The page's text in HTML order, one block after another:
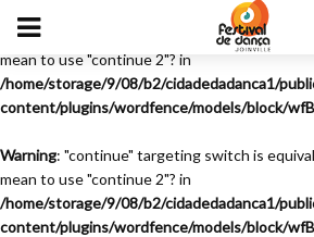
Warning
: "continue" targeting switch is
mean to use "continue 2"? in
/home/storage/9/08/b2/cidadedadanca1/
content/plugins/wordfence/models/block/
Warning: "continue" targeting switch is
mean to use "continue 2"? in
/home/storage/9/08/b2/cidadedadanca1/
content/plugins/wordfence/models/block/